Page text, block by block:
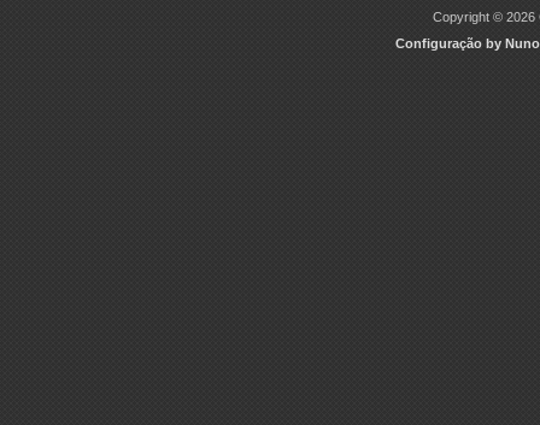
Copyright © 2026
Configuração by